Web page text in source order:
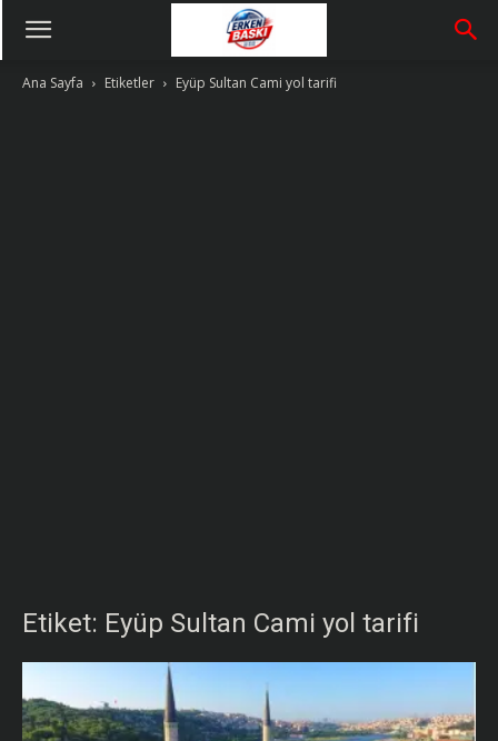
Ana Sayfa Etiketler Eyüp Sultan Cami yol tarifi
Etiket: Eyüp Sultan Cami yol tarifi